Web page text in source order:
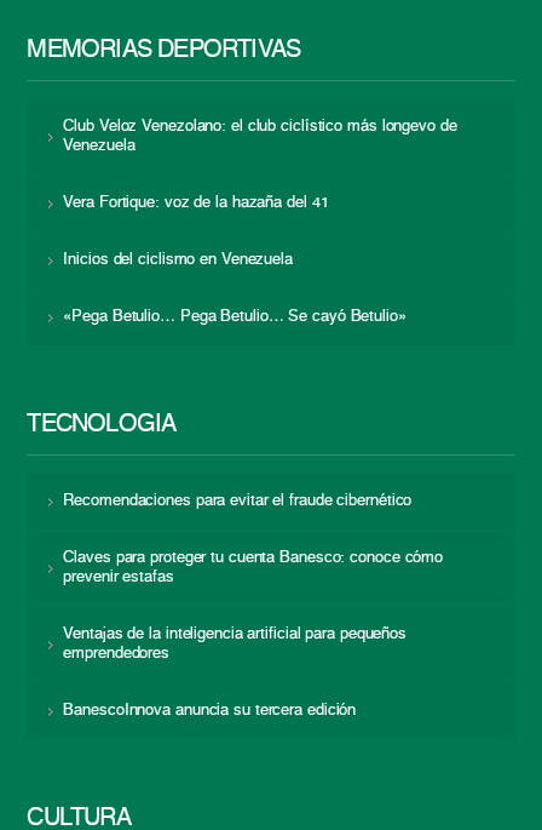
MEMORIAS DEPORTIVAS
Club Veloz Venezolano: el club ciclístico más longevo de
Venezuela
Vera Fortique: voz de la hazaña del 41
Inicios del ciclismo en Venezuela
«Pega Betulio… Pega Betulio… Se cayó Betulio»
TECNOLOGÍA
Recomendaciones para evitar el fraude cibernético
Claves para proteger tu cuenta Banesco: conoce cómo
prevenir estafas
Ventajas de la inteligencia artificial para pequeños
emprendedores
BanescoInnova anuncia su tercera edición
CULTURA